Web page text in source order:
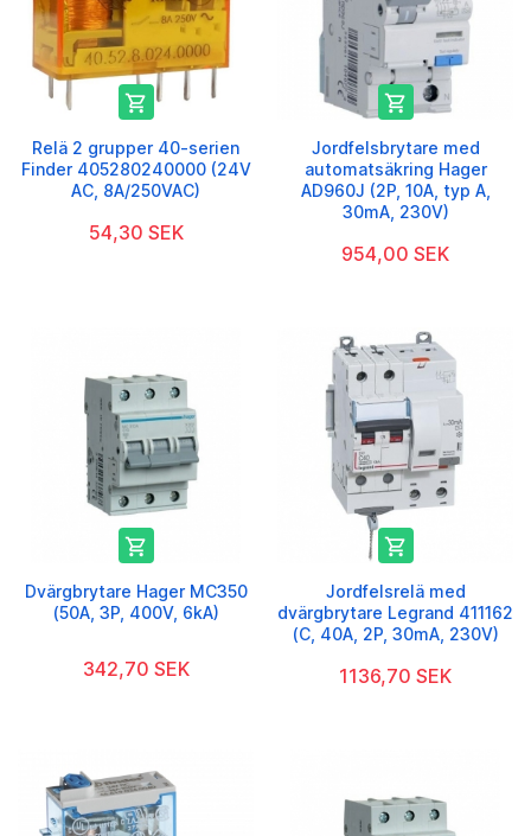

Relä 2 grupper 40-serien
Finder 405280240000 (24V
AC, 8A/250VAC)
54,30 SEK

Jordfelsbrytare med
automatsäkring Hager
AD960J (2P, 10A, typ A,
30mA, 230V)
954,00 SEK

Dvärgbrytare Hager MC350
(50A, 3P, 400V, 6kA)
342,70 SEK

Jordfelsrelä med
dvärgbrytare Legrand 411162
(C, 40A, 2P, 30mA, 230V)
1136,70 SEK